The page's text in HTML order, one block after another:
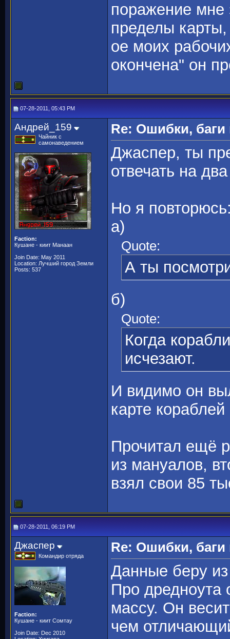
поражение мне
пределы
ое моих
окончена" он
07-28-2011, 05:43 PM
Андрей_159
Чайник с
самонаведением
Faction:
Кушане - киит Манаан
Join Date: May 2011
Location: Лучший город Земли
Posts: 537
Re: Ошибки, баги
Джаспер, ты
отвечать на
Но я
а)
Quote:
А ты
б)
Quote:
Когда
исчезают.
И видимо он
карте
Прочитал ещё
из мануалов,
взял свои 85
07-28-2011, 06:19 PM
Джаспер
Командир отряда
Faction:
Кушане - киит Сомтау
Join Date: Dec 2010
Re: Ошибки, баги
Данные беру
Про дредноута
массу. Он
чем